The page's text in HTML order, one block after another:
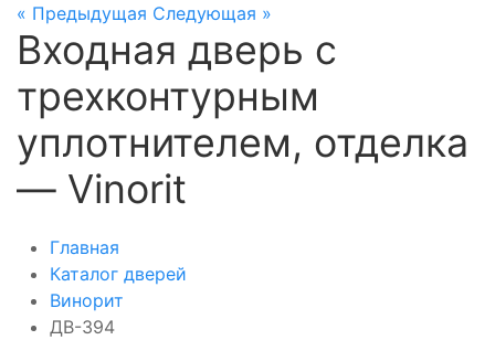
« Предыдущая Следующая »
Входная дверь с
трехконтурным
уплотнителем, отделка
— Vinorit
Главная
Каталог дверей
Винорит
ДВ-394